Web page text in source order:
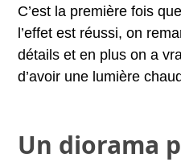
C’est la première fois
l’effet est réussi, on
détails et en plus on a
d’avoir une lumière
Un diorama